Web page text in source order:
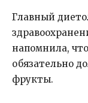
Главный
напомнила,
обязательно
фрукты.